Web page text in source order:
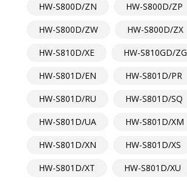
HW-S800D/ZN
HW-S800D/ZP
HW-S800D/ZW
HW-S800D/ZX
HW-S810D/XE
HW-S810GD/ZG
HW-S801D/EN
HW-S801D/PR
HW-S801D/RU
HW-S801D/SQ
HW-S801D/UA
HW-S801D/XM
HW-S801D/XN
HW-S801D/XS
HW-S801D/XT
HW-S801D/XU